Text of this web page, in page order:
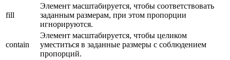
fill
Элемент масштабируется, чтобы соответствовать
заданным размерам, при этом пропорции
игнорируются.
contain
Элемент масштабируется, чтобы целиком
уместиться в заданные размеры с соблюдением
пропорций.